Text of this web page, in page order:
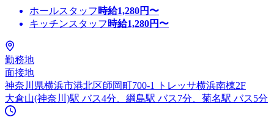
ホールスタッフ 時給1,280円〜
キッチンスタッフ 時給1,280円〜
勤務地
面接地
神奈川県横浜市港北区師岡町700-1 トレッサ横浜南棟2F
大倉山(神奈川)駅 バス4分、綱島駅 バス7分、菊名駅 バス5分